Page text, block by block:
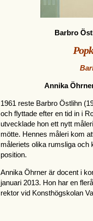
Barbro
Annika
1961 reste Barbro Östlihn
och flyttade efter en tid in i
utvecklade hon ett nytt
mötte. Hennes måleri kom
måleriets olika rumsliga och
position.
Annika Öhrner är docent i
januari 2013. Hon har en
rektor vid Konsthögskolan